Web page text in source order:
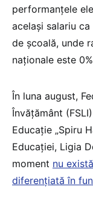
performanțele
același salariu
de școală, unde
naționale este
În luna august,
Învățământ
Educație „Spiru
Educației, Ligia
moment nu
diferențiată în